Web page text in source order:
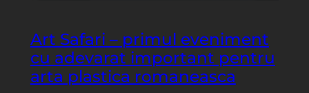
Art Safari – primul eveniment
cu adevarat important pentru
arta plastica romaneasca